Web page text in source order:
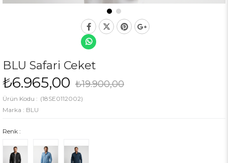
BLU Safari Ceket
₺19.900,00
₺6.965,00
(18SE0112002)
Marka : BLU
Renk :